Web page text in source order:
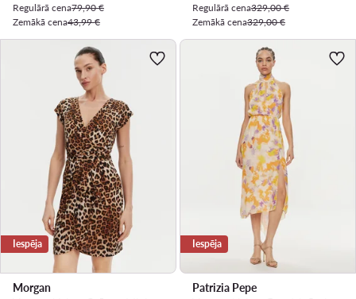
Regulārā cena79,90 €
Zemākā cena43,99 €
Regulārā cena329,00 €
Zemākā cena329,00 €
Iespēja
Morgan
Iespēja
Patrizia Pepe